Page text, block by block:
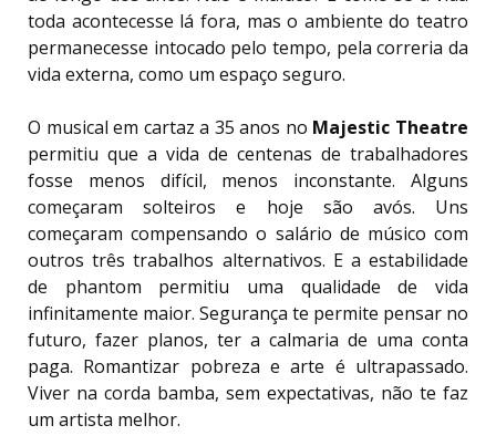
toda acontecesse lá fora, mas o ambiente do teatro
permanecesse intocado pelo tempo, pela correria da
vida externa, como um espaço seguro.
O musical em cartaz a 35 anos no Majestic Theatre
permitiu que a vida de centenas de trabalhadores
fosse menos difícil, menos inconstante. Alguns
começaram solteiros e hoje são avós. Uns
começaram compensando o salário de músico com
outros três trabalhos alternativos. E a estabilidade
de phantom permitiu uma qualidade de vida
infinitamente maior. Segurança te permite pensar no
futuro, fazer planos, ter a calmaria de uma conta
paga. Romantizar pobreza e arte é ultrapassado.
Viver na corda bamba, sem expectativas, não te faz
um artista melhor.